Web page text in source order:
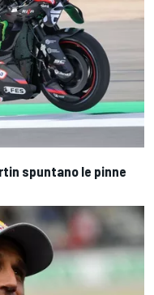
spuntano le pinne